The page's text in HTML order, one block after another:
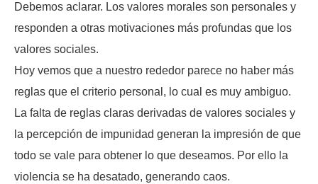
Debemos aclarar. Los valores morales son personales y
responden a otras motivaciones más profundas que los
valores sociales.
Hoy vemos que a nuestro rededor parece no haber más
reglas que el criterio personal, lo cual es muy ambiguo.
La falta de reglas claras derivadas de valores sociales y
la percepción de impunidad generan la impresión de que
todo se vale para obtener lo que deseamos. Por ello la
violencia se ha desatado, generando caos.